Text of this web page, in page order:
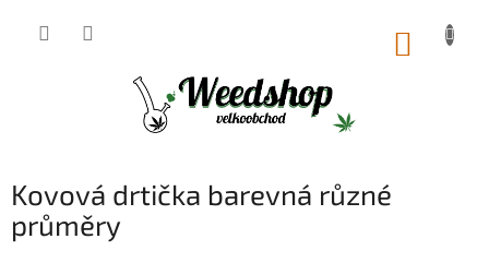
Kovová drtička barevná různé
průměry